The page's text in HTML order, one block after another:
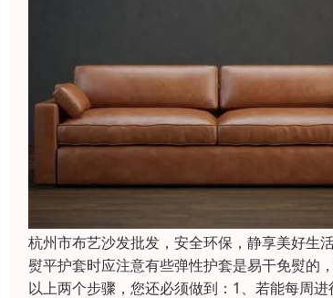
杭州市布艺沙发批发，安全环保，静享美好生
熨平护套时应注意有些弹性护套是易干免熨的
以上两个步骤，您还必须做到：1、若能每周